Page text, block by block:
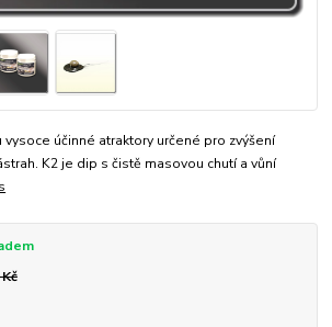
účinné atraktory určené pro zvýšení
K2 je dip s čistě masovou chutí a vůní